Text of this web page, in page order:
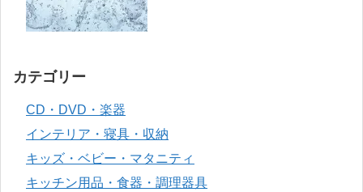
カテゴリー
CD・DVD・楽器
インテリア・寝具・収納
キッズ・ベビー・マタニティ
キッチン用品・食器・調理器具